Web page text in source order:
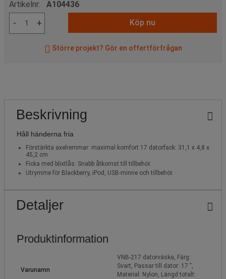
Artikelnr: A104436
-
+ Köp nu
Större projekt? Gör en offertförfrågan
Beskrivning
Håll händerna fria
Förstärkta axelremmar: maximal komfort 17 datorfack: 31,1 x 4,8 x
45,2 cm.
Ficka med blixtlås: Snabb åtkomst till tillbehör.
Utrymme för Blackberry, iPod, USB-minne och tillbehör.
Detaljer
Produktinformation
Varunamn
VNB-217 datorväska, Färg:
Svart, Passar till dator: 17 ",
Material: Nylon, Längd totalt: